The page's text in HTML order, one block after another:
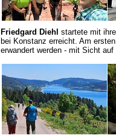
Friedgard Diehl startete mit
bei Konstanz erreicht. Am
erwandert werden - mit Sicht